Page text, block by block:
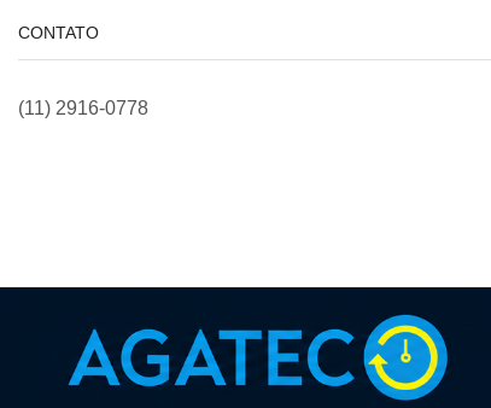
CONTATO
(11) 2916-0778